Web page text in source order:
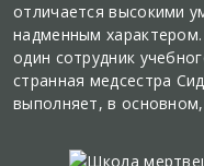
отличается высокими
надменным
один сотрудник
странная медсестра
выполняет, в